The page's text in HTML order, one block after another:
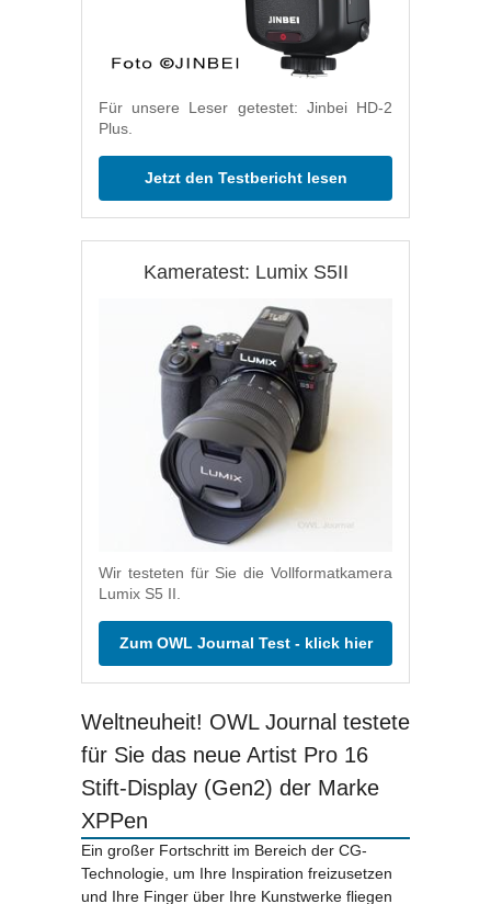
Für unsere Leser getestet: Jinbei HD-2
Plus.
Jetzt den Testbericht lesen
Kameratest: Lumix S5II
Wir testeten für Sie die Vollformatkamera
Lumix S5 II.
Zum OWL Journal Test - klick hier
Weltneuheit! OWL Journal testete
für Sie das neue Artist Pro 16
Stift-Display (Gen2) der Marke
XPPen
Ein großer Fortschritt im Bereich der CG-
Technologie, um Ihre Inspiration freizusetzen
und Ihre Finger über Ihre Kunstwerke fliegen